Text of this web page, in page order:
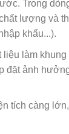
Trong
lượng và
khẩu...).
làm
đặt ảnh
tích càng